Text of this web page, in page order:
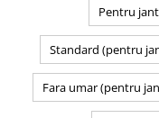
Pentru
Standard (pentru
Fara umar (pentru